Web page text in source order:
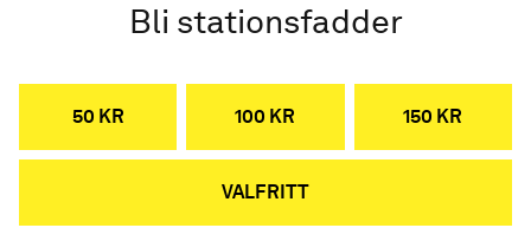
Bli stationsfadder
50 KR 100 KR 150 KR
VALFRITT